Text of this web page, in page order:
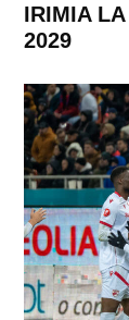
IRIMIA
2029